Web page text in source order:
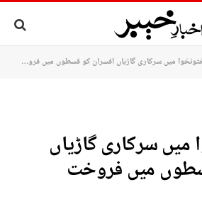
میں سرکاری گاڑیاں افسران کو قسطوں میں فروخت کرنےکا فیصلہ
میں سرکاری گاڑیاں
میں فروخت